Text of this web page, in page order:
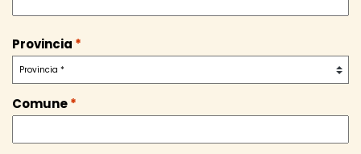
Provincia *
Comune*